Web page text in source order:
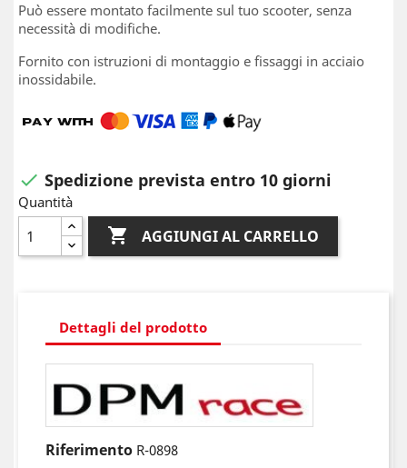
Può essere montato facilmente sul tuo scooter, senza
necessità di modifiche.
Fornito con istruzioni di montaggio e fissaggi in acciaio
inossidabile.
 Spedizione prevista entro 10 giorni
Quantità
 AGGIUNGI AL CARRELLO
Dettagli del prodotto
Riferimento R-0898